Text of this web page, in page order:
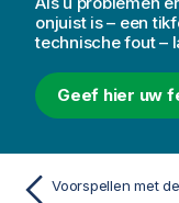
onjuist is – een
technische fout –
Geef hier uw